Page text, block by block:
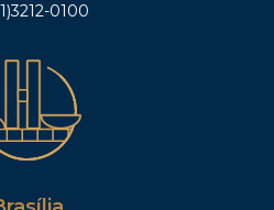
0100